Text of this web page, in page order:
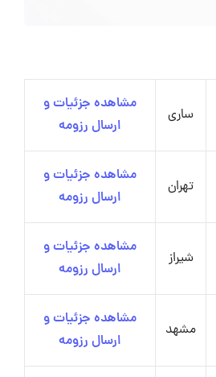
ساری
مشاهده جزئیات و
ارسال رزومه
تهران
مشاهده جزئیات و
ارسال رزومه
شیراز
مشاهده جزئیات و
ارسال رزومه
مشهد
مشاهده جزئیات و
ارسال رزومه